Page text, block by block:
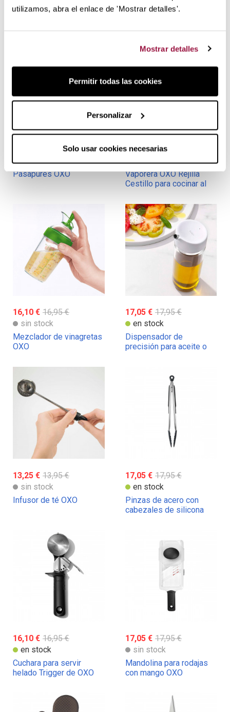
utilizamos, abra el enlace de 'Mostrar detalles'.
Mostrar detalles
Permitir todas las cookies
Personalizar
Solo usar cookies necesarias
Escurridor de cubiertos
Pinza de marisco y casca
69,95 €
en stock
Pasapurés OXO
26,55 € 27,95 €
sin stock
Vaporera OXO Rejilla
Cestillo para cocinar al
16,10 € 16,95 €
sin stock
Mezclador de vinagretas
OXO
17,05 € 17,95 €
en stock
Dispensador de
precisión para aceite o
13,25 € 13,95 €
sin stock
Infusor de té OXO
17,05 € 17,95 €
en stock
Pinzas de acero con
cabezales de silicona
16,10 € 16,95 €
en stock
Cuchara para servir
helado Trigger de OXO
17,05 € 17,95 €
sin stock
Mandolina para rodajas
con mango OXO